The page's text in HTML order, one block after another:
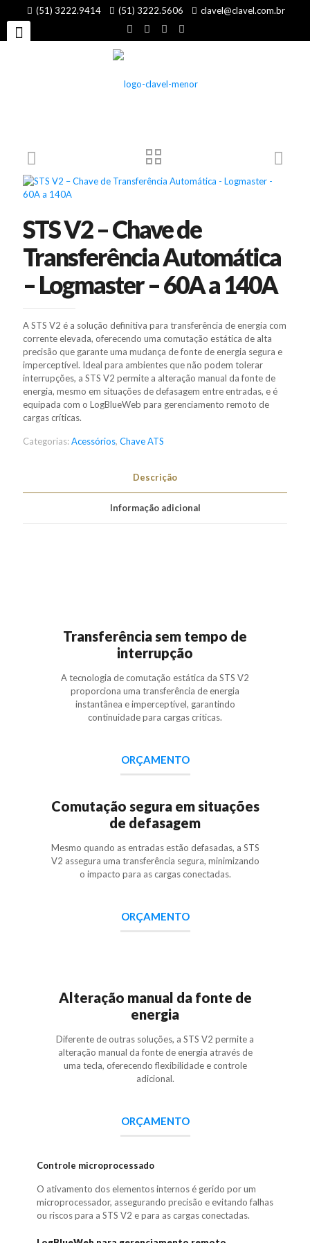
(51) 3222.9414 (51) 3222.5606 clavel@clavel.com.br
STS V2 – Chave de
Transferência Automática
– Logmaster – 60A a 140A
A STS V2 é a solução definitiva para transferência de energia com
corrente elevada, oferecendo uma comutação estática de alta
precisão que garante uma mudança de fonte de energia segura e
imperceptível. Ideal para ambientes que não podem tolerar
interrupções, a STS V2 permite a alteração manual da fonte de
energia, mesmo em situações de defasagem entre entradas, e é
equipada com o LogBlueWeb para gerenciamento remoto de
cargas críticas.
Categorias:Acessórios, Chave ATS
Descrição
Informação adicional
Transferência sem tempo de
interrupção
A tecnologia de comutação estática da STS V2
proporciona uma transferência de energia
instantânea e imperceptível, garantindo
continuidade para cargas críticas.
ORÇAMENTO
Comutação segura em situações
de defasagem
Mesmo quando as entradas estão defasadas, a STS
V2 assegura uma transferência segura, minimizando
o impacto para as cargas conectadas.
ORÇAMENTO
Alteração manual da fonte de
energia
Diferente de outras soluções, a STS V2 permite a
alteração manual da fonte de energia através de
uma tecla, oferecendo flexibilidade e controle
adicional.
ORÇAMENTO
Controle microprocessado
O ativamento dos elementos internos é gerido por um
microprocessador, assegurando precisão e evitando falhas
ou riscos para a STS V2 e para as cargas conectadas.